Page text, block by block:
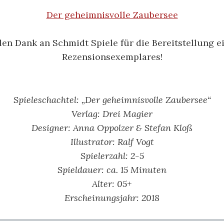
Der geheimnisvolle Zaubersee
Dank an Schmidt Spiele für die Bereitstellung
Rezensionsexemplares!
Spieleschachtel: „Der geheimnisvolle Zaubersee“
Verlag: Drei Magier
Designer: Anna Oppolzer & Stefan Kloß
Illustrator: Ralf Vogt
Spielerzahl: 2-5
Spieldauer: ca. 15 Minuten
Alter: 05+
Erscheinungsjahr: 2018